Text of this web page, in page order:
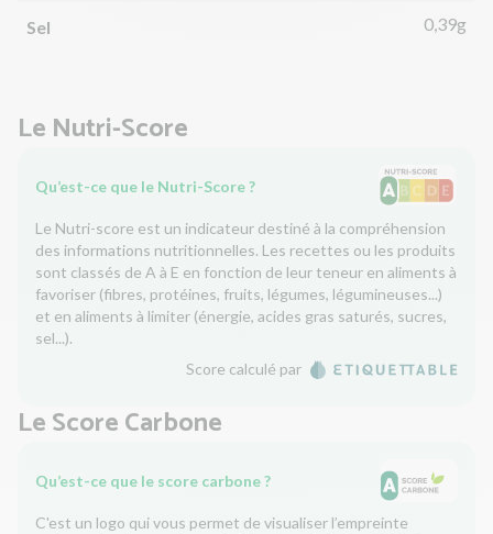
Sel 0,39g
Le Nutri-Score
Qu’est-ce que le Nutri-Score ?
Le Nutri-score est un indicateur destiné à la compréhension
des informations nutritionnelles. Les recettes ou les produits
sont classés de A à E en fonction de leur teneur en aliments à
favoriser (fibres, protéines, fruits, légumes, légumineuses...)
et en aliments à limiter (énergie, acides gras saturés, sucres,
sel...).
Score calculé par
Le Score Carbone
Qu’est-ce que le score carbone ?
C'est un logo qui vous permet de visualiser l’empreinte